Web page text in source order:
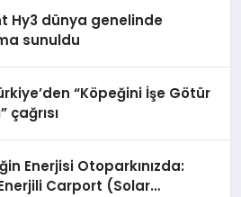
Hy3 dünya genelinde
sunuldu
“Köpeğini İşe Götür
çağrısı
Enerjisi Otoparkınızda:
Carport (Solar